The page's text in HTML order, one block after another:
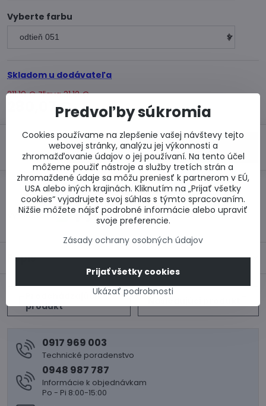
Vyberte farbu
Skladom u dodávateľa
311,19 € Zľava 31,12 €
280,07 €
Do košíka
Otázka k produktu Doručenia
Výrobca:
Popis
Predchádzajúci
produkt
0917 969 003
Technické poradenstvo
0948 987 787
Informácie k objednávkam
Po - Pi 8:00-15:00
Predvoľby súkromia
Cookies používame na zlepšenie vašej návštevy tejto
webovej stránky, analýzu jej výkonnosti a
zhromažďovanie údajov o jej používaní. Na tento účel
môžeme použiť nástroje a služby tretích strán a
zhromaždené údaje sa môžu preniesť k partnerom v EÚ,
USA alebo iných krajinách. Kliknutím na „Prijať všetky
cookies“ vyjadrujete svoj súhlas s týmto spracovaním.
Nižšie môžete nájsť podrobné informácie alebo upraviť
svoje preferencie.
Zásady ochrany osobných údajov
Ukázať podrobnosti
Prijať všetky cookies